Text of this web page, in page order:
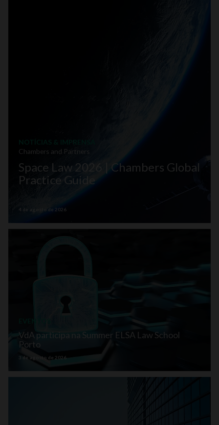
Chambers and Partners
Space Law 2026 | Chambers Global
Practice Guide
4 de agosto de 2026
VdA participa na Summer ELSA Law School
Porto
3 de agosto de 2026